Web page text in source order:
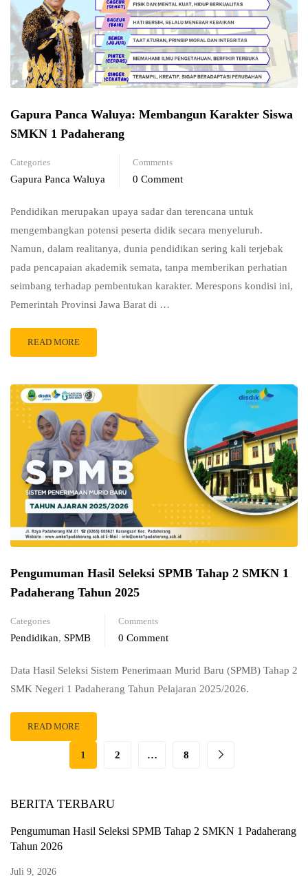
Gapura Panca Waluya: Membangun Karakter Siswa
SMKN 1 Padaherang
Categories
Gapura Panca Waluya
Comments
0 Comment
Pendidikan merupakan upaya sadar dan terencana untuk
mengembangkan potensi peserta didik secara menyeluruh.
Namun, dalam realitanya, dunia pendidikan sering kali terjebak
pada pencapaian akademik semata, tanpa memberikan perhatian
seimbang terhadap pembentukan karakter. Merespons kondisi ini,
Pemerintah Provinsi Jawa Barat di …
READ MORE
Pengumuman Hasil Seleksi SPMB Tahap 2 SMKN 1
Padaherang Tahun 2025
Categories
Pendidikan, SPMB
Comments
0 Comment
Data Hasil Seleksi Sistem Penerimaan Murid Baru (SPMB) Tahap 2
SMK Negeri 1 Padaherang Tahun Pelajaran 2025/2026.
READ MORE
1 2 … 8
BERITA TERBARU
Pengumuman Hasil Seleksi SPMB Tahap 2 SMKN 1 Padaherang
Tahun 2026
Juli 9, 2026